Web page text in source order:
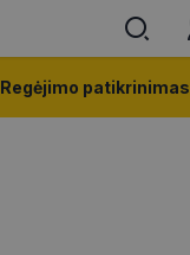
Regėjimo patikrinimas